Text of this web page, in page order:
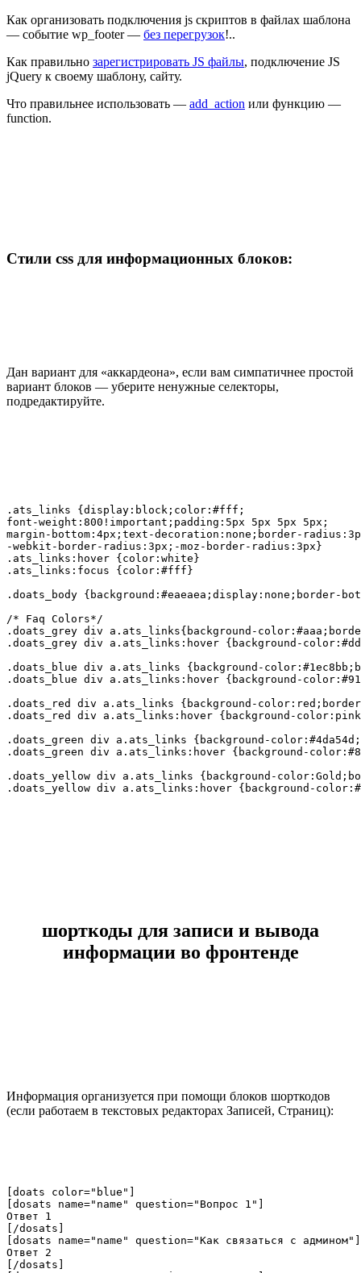
Как организовать подключения js скриптов в файлах шаблона
— событие wp_footer — без перегрузок!..
Как правильно зарегистрировать JS файлы, подключение JS
jQuery к своему шаблону, сайту.
Что правильнее использовать — add_action или функцию —
function.
Стили css для информационных блоков:
Дан вариант для «аккардеона», если вам симпатичнее простой
вариант блоков — уберите ненужные селекторы,
подредактируйте.
.ats_links {display:block;color:#fff;
font-weight:800!important;padding:5px 5px 5px 5px;
margin-bottom:4px;text-decoration:none;border-
-webkit-border-radius:3px;-moz-border-radius:3px}
.ats_links:hover {color:white}
.ats_links:focus {color:#fff}
.doats_body
/* Faq Colors*/
.doats_grey div a.ats_links{background-
.doats_grey div a.ats_links:hover {background-
.doats_blue div a.ats_links {background-
.doats_blue div a.ats_links:hover {background-
.doats_red div a.ats_links {background-
.doats_red div a.ats_links:hover {background-
.doats_green div a.ats_links {background-
.doats_green div a.ats_links:hover {background-
.doats_yellow div a.ats_links {background-
.doats_yellow div a.ats_links:hover {background-
шорткоды для записи и вывода
информации во фронтенде
Информация организуется при помощи блоков шорткодов
(если работаем в текстовых редакторах Записей, Страниц):
[doats color="blue"]
[dosats name="name" question="Вопрос 1"]
Ответ 1
[/dosats]
[dosats name="name" question="Как связаться с админом"]
Ответ 2
[/dosats]